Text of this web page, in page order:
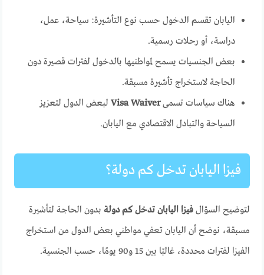
اليابان تقسم الدخول حسب نوع التأشيرة: سياحة، عمل،
دراسة، أو رحلات رسمية.
بعض الجنسيات يسمح لمواطنيها بالدخول لفترات قصيرة دون
الحاجة لاستخراج تأشيرة مسبقة.
هناك سياسات تسمىVisa Waiver لبعض الدول لتعزيز
السياحة والتبادل الاقتصادي مع اليابان.
فيزا اليابان تدخل كم دولة؟
لتوضيح السؤالفيزا اليابان تدخل كم دولة بدون الحاجة لتأشيرة
مسبقة، نوضح أن اليابان تعفي مواطني بعض الدول من استخراج
الفيزا لفترات محددة، غالبًا بين 15 و90 يومًا، حسب الجنسية.